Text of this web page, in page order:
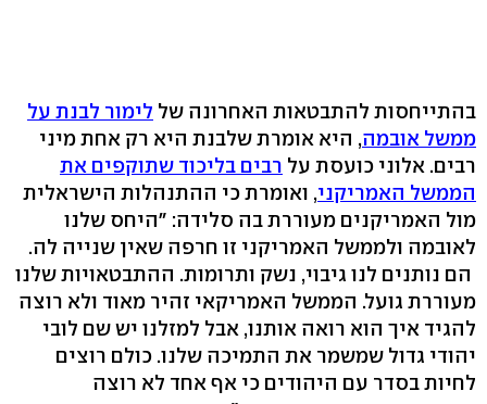
בהתייחסות להתבטאות האחרונה של לימור לבנת על
ממשל אובמה, היא אומרת שלבנת היא רק אחת מיני
רבים. אלוני כועסת על רבים בליכוד שתוקפים את
הממשל האמריקני, ואומרת כי ההתנהלות הישראלית
מול האמריקנים מעוררת בה סלידה: "היחס שלנו
לאובמה ולממשל האמריקני זו חרפה שאין שנייה לה.
הם נותנים לנו גיבוי, נשק ותרומות. ההתבטאויות שלנו
מעוררת גועל. הממשל האמריקאי זהיר מאוד ולא רוצה
להגיד איך הוא רואה אותנו, אבל למזלנו יש שם לובי
יהודי גדול שמשמר את התמיכה שלנו. כולם רוצים
לחיות בסדר עם היהודים כי אף אחד לא רוצה